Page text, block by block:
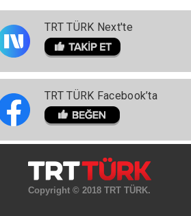
TRT TÜRK Next'te
TRT TÜRK Facebook’ta
Copyright © 2018 TRT TÜRK.